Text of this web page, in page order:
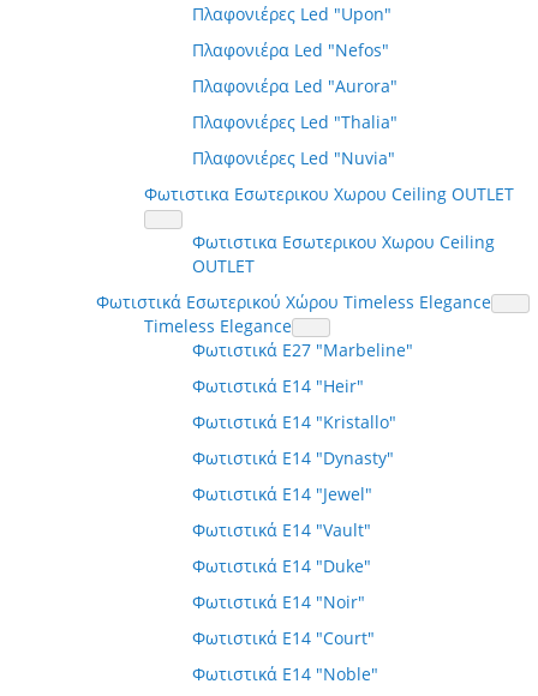
Πλαφονιέρες Led "Upon"
Πλαφονιέρα Led "Nefos"
Πλαφονιέρα Led "Aurora"
Πλαφονιέρες Led "Thalia"
Πλαφονιέρες Led "Nuvia"
Φωτιστικα Εσωτερικου Χωρου Ceiling OUTLET
Φωτιστικα Εσωτερικου Χωρου Ceiling
OUTLET
Φωτιστικά Εσωτερικού Χώρου Timeless Elegance
Timeless Elegance
Φωτιστικά E27 "Marbeline"
Φωτιστικά E14 "Heir"
Φωτιστικά E14 "Kristallo"
Φωτιστικά E14 "Dynasty"
Φωτιστικά E14 "Jewel"
Φωτιστικά E14 "Vault"
Φωτιστικά E14 "Duke"
Φωτιστικά E14 "Noir"
Φωτιστικά E14 "Court"
Φωτιστικά E14 "Noble"